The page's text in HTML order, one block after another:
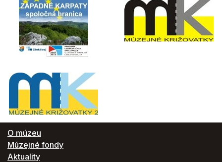
O múzeu
Múzejné fondy
Aktuality